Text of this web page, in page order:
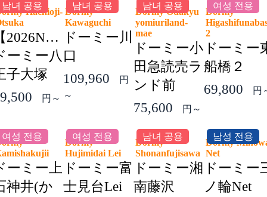
남녀 공용
Hachioji-
2026NEW】
ーミー八
子大塚
円～
남녀 공용
Dormy
Kawaguchi
ドーミー川
口
109,960
円
～
남녀 공용
Dormy Odakyu
yomiuriland-
mae
ドーミー小
田急読売ラ
ンド前
75,600
円～
여성 전용
Dormy
2
ドーミー
船橋２
69,800
円
여성 전용
ーミー上
神井(か
여성 전용
Dormy
Hujimidai Lei
ドーミー富
士見台Lei
남녀 공용
Dormy
Shonanfujisawa
ドーミー湘
南藤沢
남성 전용
Dormy
Net
ドーミー
ノ輪Net